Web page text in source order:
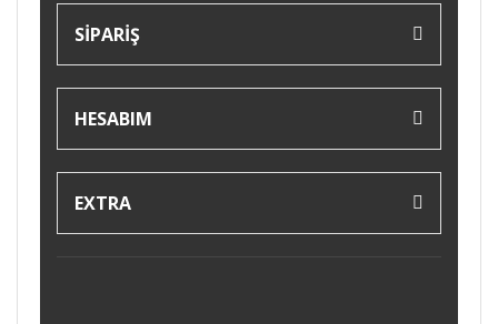
SİPARİŞ
HESABIM
EXTRA